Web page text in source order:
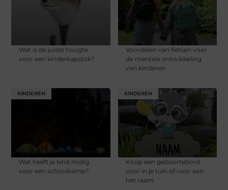
Wat is de juiste hoogte
voor een kinderkapstok?
Voordelen van fietsen voor
de mentale ontwikkeling
van kinderen
KINDEREN
Wat heeft je kind nodig
voor een schoolkamp?
KINDEREN
Koop een geboortebord
voor in je tuin of voor aan
het raam